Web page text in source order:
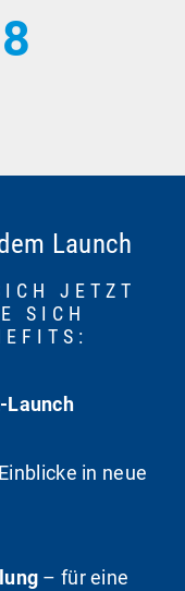
Launch
JETZT
SICH
Launch
in neue
– für eine